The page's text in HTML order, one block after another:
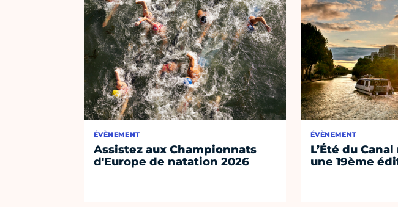
ÉVÈNEMENT
Assistez aux Championnats
d'Europe de natation 2026
ÉVÈNEMENT
L’Été du
une 19ème